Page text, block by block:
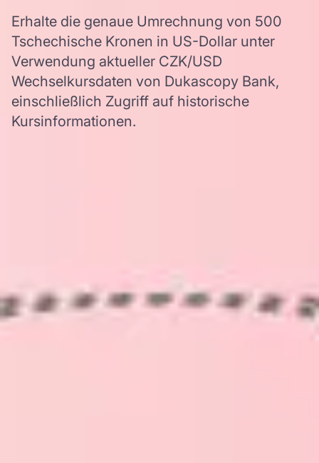
Erhalte die genaue Umrechnung von 500
Tschechische Kronen in US-Dollar unter
Verwendung aktueller CZK/USD
Wechselkursdaten von Dukascopy Bank,
einschließlich Zugriff auf historische
Kursinformationen.